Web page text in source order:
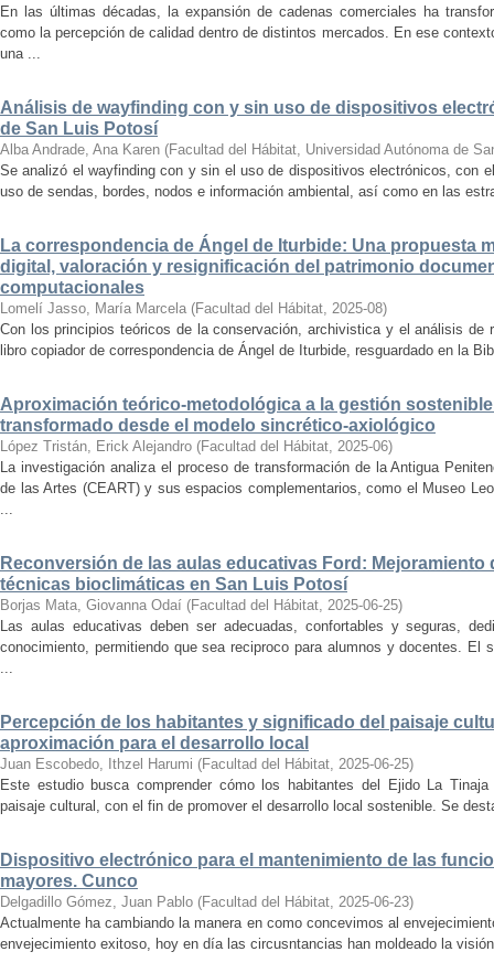
En las últimas décadas, la expansión de cadenas comerciales ha
como la percepción de calidad dentro de distintos mercados. En ese
una ...
Análisis de wayfinding con y sin uso de dispositivos
de San Luis Potosí
Alba Andrade, Ana Karen (Facultad del Hábitat, Universidad Autónoma de
Se analizó el wayfinding con y sin el uso de dispositivos electrónicos, con
uso de sendas, bordes, nodos e información ambiental, así como en las
La correspondencia de Ángel de Iturbide: Una propuesta
digital, valoración y resignificación del patrimonio
computacionales
Lomelí Jasso, María Marcela (Facultad del Hábitat, 2025-08)
Con los principios teóricos de la conservación, archivistica y el análisis de
libro copiador de correspondencia de Ángel de Iturbide, resguardado en la
Aproximación teórico-metodológica a la gestión
transformado desde el modelo sincrético-axiológico
López Tristán, Erick Alejandro (Facultad del Hábitat, 2025-06)
La investigación analiza el proceso de transformación de la Antigua
de las Artes (CEART) y sus espacios complementarios, como el Museo
...
Reconversión de las aulas educativas Ford:
técnicas bioclimáticas en San Luis Potosí
Borjas Mata, Giovanna Odaí (Facultad del Hábitat, 2025-06-25)
Las aulas educativas deben ser adecuadas, confortables y seguras,
conocimiento, permitiendo que sea reciproco para alumnos y docentes. El
...
Percepción de los habitantes y significado del paisaje
aproximación para el desarrollo local
Juan Escobedo, Ithzel Harumi (Facultad del Hábitat, 2025-06-25)
Este estudio busca comprender cómo los habitantes del Ejido La
paisaje cultural, con el fin de promover el desarrollo local sostenible. Se
Dispositivo electrónico para el mantenimiento de las
mayores. Cunco
Delgadillo Gómez, Juan Pablo (Facultad del Hábitat, 2025-06-23)
Actualmente ha cambiando la manera en como concevimos al
envejecimiento exitoso, hoy en día las circusntancias han moldeado la